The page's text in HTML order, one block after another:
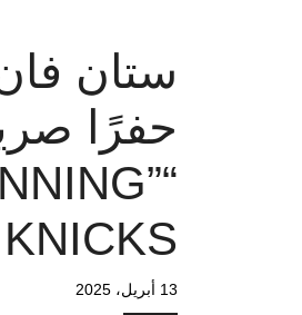
ستان
حفرًا
KNICKS
13 أبريل، 2025